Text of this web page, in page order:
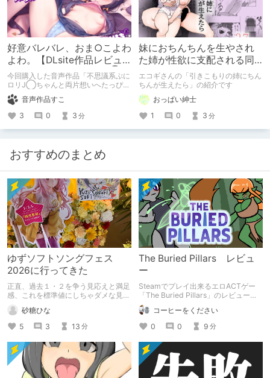
好意バレバレ、おま○こよわ
よわ。【DLsite作品レビュ
ー：不思議系ぷにロリJ◯ち
ゃんと両片想い～】
今回購入した音声作品「不思議系ぷに
ロリJ◯ちゃんと両片想いへたっぴ誘
惑オカルトえっち、なのですっ♪〜好
意バレバレ甘オホえっちで未来を見透
かして見せるのです〜」を６項目５段
階で評価します。
音声作品すこ
3
0 3 分
妹におちんちんを生やされ
た姉が性欲に支配される同
人誌の紹介【エコギ】
エコギさんの「引きこもりの姉にちん
ちんが生えたら」の紹介です
おっぱい紳士
1
0 3 分
おすすめのまとめ
ゆずソフトソングフェス
2026に行ってきた
正直、過去１・２を争う見応えと満足
感、これを標準値にしちゃダメな見本
かも
砂糖ひな
5
3 13 分
The Buried Pillars レビュ
ー
Steamでプレイ出来るエロACTゲー
「The Buried Pillars」のレビューで
す。
コーヒーをください
0
0 9 分